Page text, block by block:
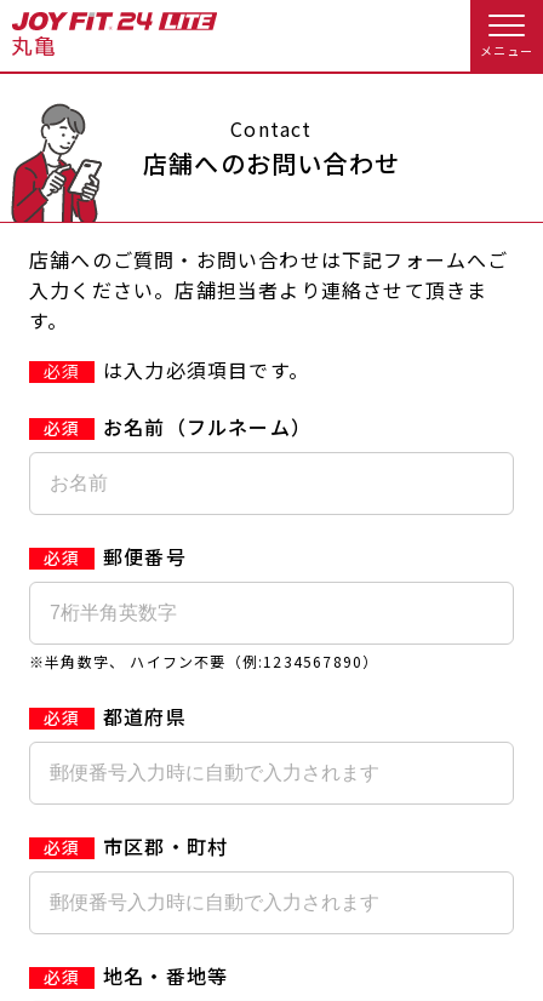
メニュー
店舗トップ
会員の方へトップ
会員様へのお知らせ
予約する
オプション料金 アクセス
店舗情報・サービス よくあるご質問
店舗へのお問い合わせ
入会するトップ
クレジットカードで入会する WEBで入会来店予約
料金・サービス等詳しく見る
入会を悩まれている方へトップ
キャンペーン
JOYFIT24
JOYFIT+ 店舗を探す
Contact
店舗へのお問い合わせ
店舗へのご質問・お問い合わせは下記フォームへご
入力ください。店舗担当者より連絡させて頂きま
す。
必須
は入力必須項目です。
お名前（フルネーム）
郵便番号
※半角数字、 ハイフン不要（例:1234567890）
都道府県
市区郡・町村
地名・番地等